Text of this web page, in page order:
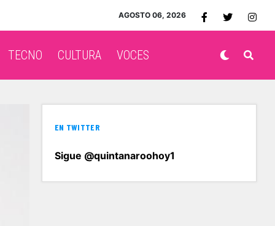
AGOSTO 06, 2026
TECNO CULTURA VOCES
EN TWITTER
Sigue @quintanaroohoy1